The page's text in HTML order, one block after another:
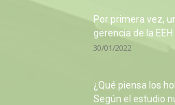
Por primera vez,
gerencia de la EEH
30/01/2022
¿Qué piensa los
Según el estudio